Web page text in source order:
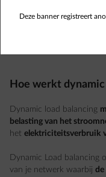
Hoe werkt
Dynamic load balancing
belasting van het
het elektriciteitsverbruik
Dynamic Load balancing
van je netwerk waarbij de
Deze banner registreert